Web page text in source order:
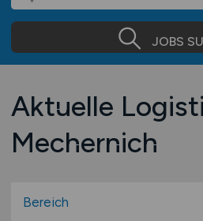
JOBS
Aktuelle
Mechernich
Bereich